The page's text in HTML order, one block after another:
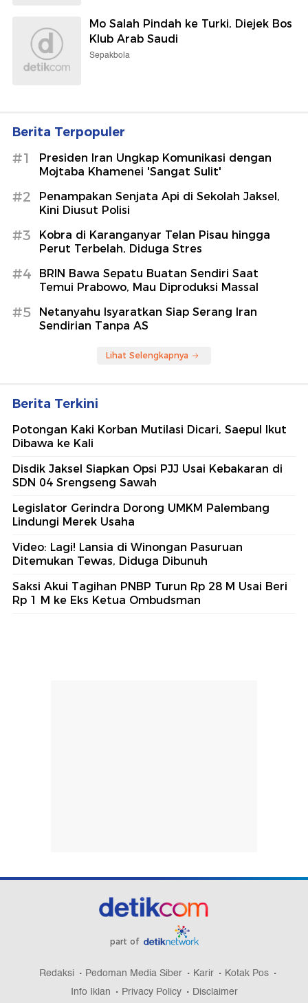
Mo Salah Pindah ke Turki, Diejek Bos
Klub Arab Saudi
Sepakbola
Berita Terpopuler
#1
Presiden Iran Ungkap Komunikasi dengan
Mojtaba Khamenei 'Sangat Sulit'
#2
Penampakan Senjata Api di Sekolah Jaksel,
Kini Diusut Polisi
#3
Kobra di Karanganyar Telan Pisau hingga
Perut Terbelah, Diduga Stres
#4
BRIN Bawa Sepatu Buatan Sendiri Saat
Temui Prabowo, Mau Diproduksi Massal
#5
Netanyahu Isyaratkan Siap Serang Iran
Sendirian Tanpa AS
Lihat Selengkapnya
Berita Terkini
Potongan Kaki Korban Mutilasi Dicari, Saepul Ikut
Dibawa ke Kali
Disdik Jaksel Siapkan Opsi PJJ Usai Kebakaran di
SDN 04 Srengseng Sawah
Legislator Gerindra Dorong UMKM Palembang
Lindungi Merek Usaha
Video: Lagi! Lansia di Winongan Pasuruan
Ditemukan Tewas, Diduga Dibunuh
Saksi Akui Tagihan PNBP Turun Rp 28 M Usai Beri
Rp 1 M ke Eks Ketua Ombudsman
part of
Redaksi Pedoman Media Siber Karir
Kotak Pos
Info Iklan
Privacy Policy Disclaimer